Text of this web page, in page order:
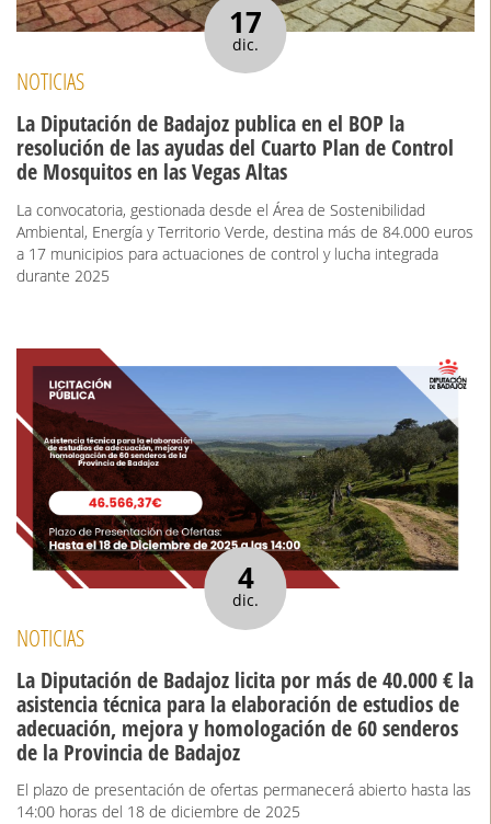
17
dic.
NOTICIAS
La Diputación de Badajoz publica en el BOP la
resolución de las ayudas del Cuarto Plan de Control
de Mosquitos en las Vegas Altas
La convocatoria, gestionada desde el Área de Sostenibilidad
Ambiental, Energía y Territorio Verde, destina más de 84.000 euros
a 17 municipios para actuaciones de control y lucha integrada
durante 2025
4
dic.
NOTICIAS
La Diputación de Badajoz licita por más de 40.000 € la
asistencia técnica para la elaboración de estudios de
adecuación, mejora y homologación de 60 senderos
de la Provincia de Badajoz
El plazo de presentación de ofertas permanecerá abierto hasta las
14:00 horas del 18 de diciembre de 2025